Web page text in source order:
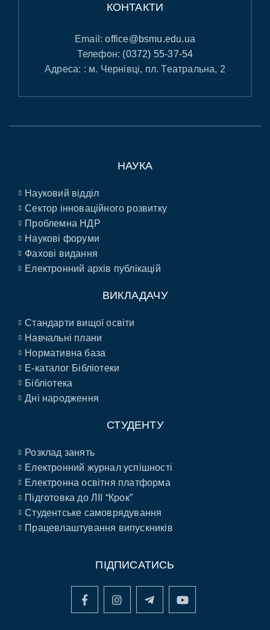
КОНТАКТИ
Email:office@bsmu.edu.ua
Телефон: (0372) 55-37-54
Адреса: : м. Чернівці, пл. Театральна, 2
НАУКА
Науковий відділ
Сектор інноваційного розвитку
Проблемна НДР
Наукові форуми
Фахові видання
Електронний архів публікацій
ВИКЛАДАЧУ
Стандарти вищої освіти
Навчальні плани
Нормативна база
E-каталог Бібліотеки
Бібліотека
Дні народження
СТУДЕНТУ
Розклад занять
Електронний журнал успішності
Електронна освітня платформа
Підготовка до ЛІІ “Крок”
Студентське самоврядування
Працевлаштування випускників
ПІДПИСАТИСЬ